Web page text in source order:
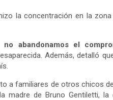
la concentración en la
abandonamos el
Además, detalló
a familiares de otros chicos
madre de Bruno Gentiletti, la